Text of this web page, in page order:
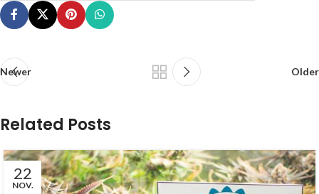
Newer Older
Related Posts
22
NOV.